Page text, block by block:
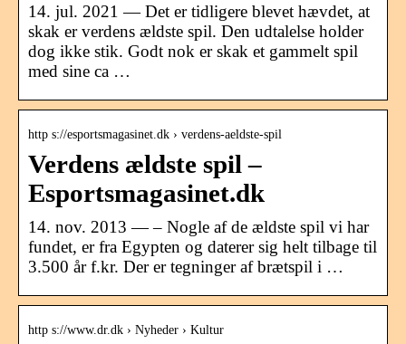
14. jul. 2021 — Det er tidligere blevet hævdet, at
skak er verdens ældste spil. Den udtalelse holder
dog ikke stik. Godt nok er skak et gammelt spil
med sine ca …
http s://esportsmagasinet.dk › verdens-aeldste-spil
Verdens ældste spil –
Esportsmagasinet.dk
14. nov. 2013 — – Nogle af de ældste spil vi har
fundet, er fra Egypten og daterer sig helt tilbage til
3.500 år f.kr. Der er tegninger af brætspil i …
http s://www.dr.dk › Nyheder › Kultur